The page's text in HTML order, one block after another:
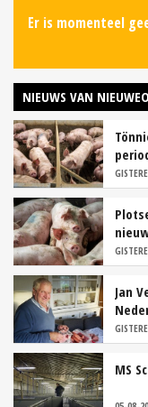
Er is momenteel
NIEUWS VAN
Jan
MS